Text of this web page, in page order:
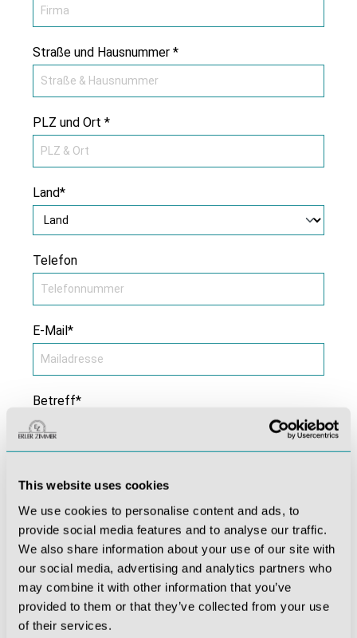
This website uses cookies
We use cookies to personalise content and ads, to
provide social media features and to analyse our traffic.
We also share information about your use of our site with
our social media, advertising and analytics partners who
may combine it with other information that you’ve
provided to them or that they’ve collected from your use
of their services.
Straße und Hausnummer *
PLZ und Ort *
Land*
Telefon
E-Mail*
Betreff*
Die mit einem Stern (*) markierten Felder sind